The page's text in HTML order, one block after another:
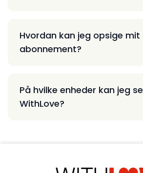
Hvordan kan jeg opsige mit
abonnement?
På hvilke enheder kan jeg se
WithLove?